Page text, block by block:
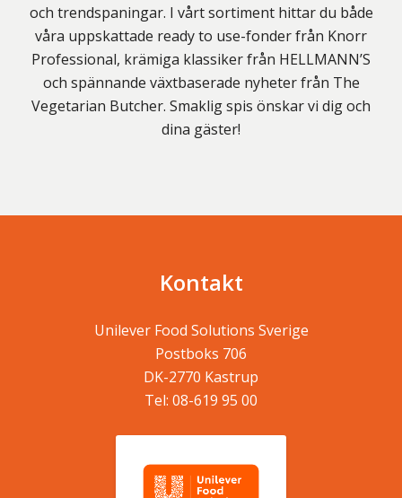
och trendspaningar. I vårt sortiment hittar du både
våra uppskattade ready to use-fonder från Knorr
Professional, krämiga klassiker från HELLMANN’S
och spännande växtbaserade nyheter från The
Vegetarian Butcher. Smaklig spis önskar vi dig och
dina gäster!
Kontakt
Unilever Food Solutions Sverige
Postboks 706
DK-2770 Kastrup
Tel: 08-619 95 00